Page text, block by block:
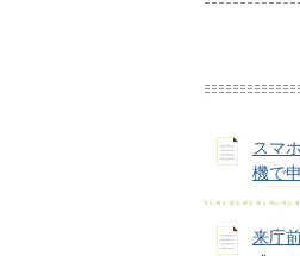
スマ
機で
来庁